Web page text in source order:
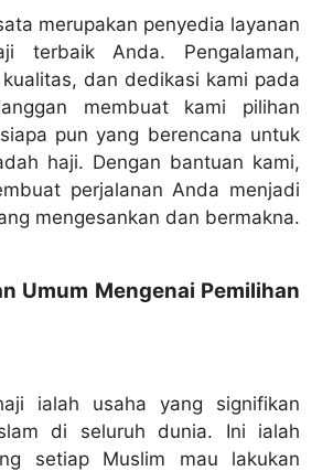
merupakan penyedia layanan
terbaik Anda. Pengalaman,
dan dedikasi kami pada
membuat kami pilihan
pun yang berencana untuk
haji. Dengan bantuan kami,
perjalanan Anda menjadi
mengesankan dan bermakna.
Umum Mengenai Pemilihan
ialah usaha yang signifikan
di seluruh dunia. Ini ialah
setiap Muslim mau lakukan